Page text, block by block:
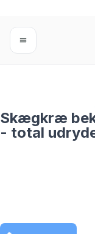
Skægkræ
- total